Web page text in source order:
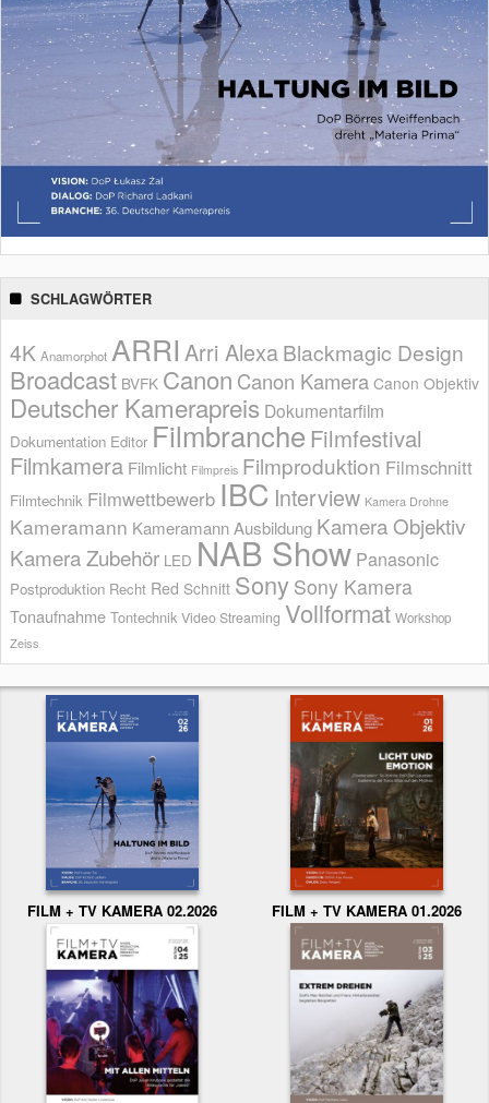
SCHLAGWÖRTER
4K Anamorphot ARRI Arri AlexaBlackmagic Design
Broadcast BVFK Canon Canon Kamera Canon Objektiv
Deutscher Kamerapreis Dokumentarfilm
Dokumentation Editor Filmbranche Filmfestival
Filmkamera Filmlicht Filmpreis Filmproduktion Filmschnitt
Filmtechnik Filmwettbewerb IBC Interview Kamera Drohne
Kameramann Kameramann Ausbildung Kamera Objektiv
Kamera Zubehör LED NAB Show Panasonic
Postproduktion Recht Red Schnitt Sony Sony Kamera
Tonaufnahme Tontechnik Video Streaming Vollformat Workshop
Zeiss
FILM + TV KAMERA 02.2026 FILM + TV KAMERA 01.2026